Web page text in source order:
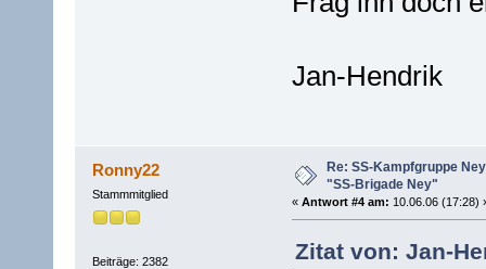
Jan-Hendrik
Ronny22
Stammmitglied
Beiträge: 2382
Re: SS-Kampfgruppe
"SS-Brigade Ney"
« Antwort #4 am: 10.06.06 (17:28)
Zitat von: Jan-